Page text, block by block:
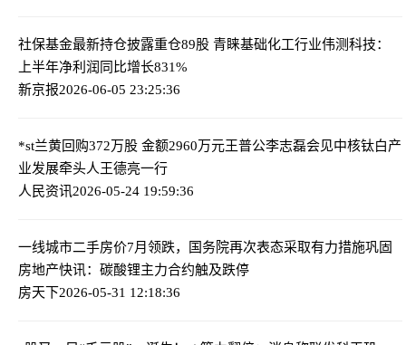
社保基金最新持仓披露重仓89股 青睐基础化工行业伟测科技：
上半年净利润同比增长831%
新京报2026-06-05 23:25:36
*st兰黄回购372万股 金额2960万元王普公李志磊会见中核钛白产
业发展牵头人王德亮一行
人民资讯2026-05-24 19:59:36
一线城市二手房价7月领跌，国务院再次表态采取有力措施巩固
房地产快讯：碳酸锂主力合约触及跌停
房天下2026-05-31 12:18:36